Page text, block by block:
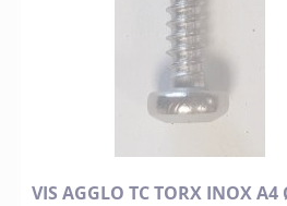
VIS AGGLO TC TORX INOX A4